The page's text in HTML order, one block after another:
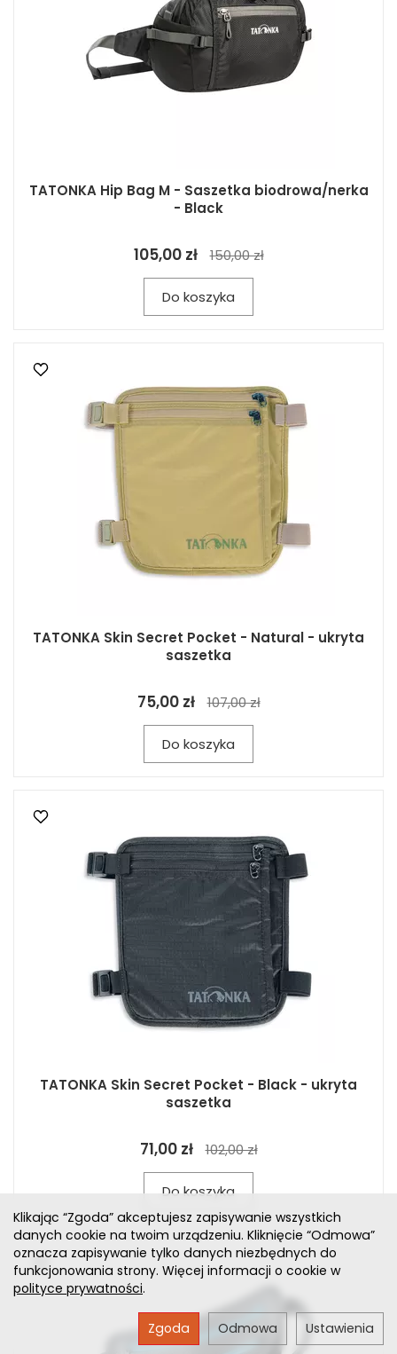
TATONKA Hip Bag M - Saszetka biodrowa/nerka
- Black
105,00 zł 150,00 zł
Do koszyka
TATONKA Skin Secret Pocket - Natural - ukryta
saszetka
75,00 zł 107,00 zł
Do koszyka
TATONKA Skin Secret Pocket - Black - ukryta
saszetka
71,00 zł 102,00 zł
Do koszyka
Klikając “Zgoda” akceptujesz zapisywanie wszystkich
danych cookie na twoim urządzeniu. Kliknięcie “Odmowa”
oznacza zapisywanie tylko danych niezbędnych do
funkcjonowania strony. Więcej informacji o cookie w
polityce prywatności.
Ustawienia
Odmowa
Zgoda